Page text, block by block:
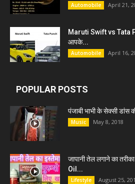
Automobile April 21,
Maruti Swift vs Tata
आपके...
Automobile April 16,
POPULAR POSTS
पंजाबी भाभी के सेक्सी डांस
Music May 8, 2018
जापानी तेल लगाने का
Oil...
Lifestyle August 25,